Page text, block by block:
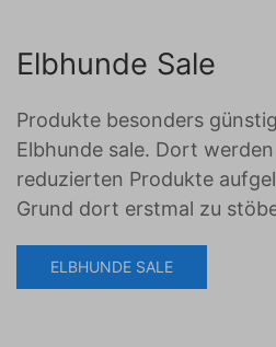
Elbhunde Sale
Produkte besonders
Elbhunde sale. Dort
reduzierten Produkte
Grund dort erstmal zu
ELBHUNDE SALE